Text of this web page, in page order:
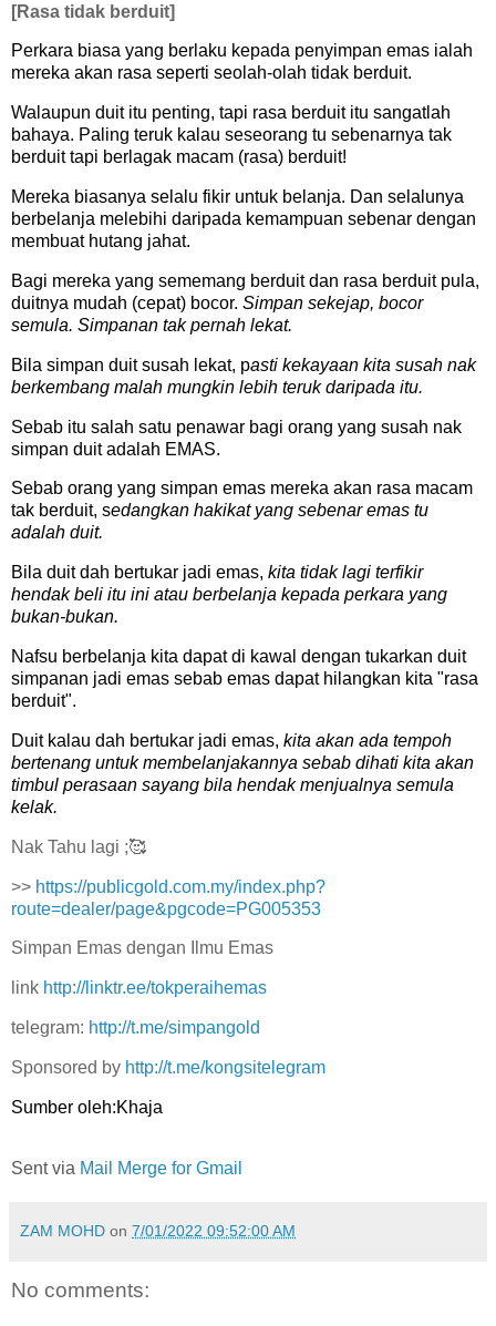
[Rasa tidak berduit]
Perkara biasa yang berlaku kepada penyimpan emas ialah
mereka akan rasa seperti seolah-olah tidak berduit.
Walaupun duit itu penting, tapi rasa berduit itu sangatlah
bahaya. Paling teruk kalau seseorang tu sebenarnya tak
berduit tapi berlagak macam (rasa) berduit!
Mereka biasanya selalu fikir untuk belanja. Dan selalunya
berbelanja melebihi daripada kemampuan sebenar dengan
membuat hutang jahat.
Bagi mereka yang sememang berduit dan rasa berduit pula,
duitnya mudah (cepat) bocor. Simpan sekejap, bocor
semula. Simpanan tak pernah lekat.
Bila simpan duit susah lekat, pasti kekayaan kita susah nak
berkembang malah mungkin lebih teruk daripada itu.
Sebab itu salah satu penawar bagi orang yang susah nak
simpan duit adalah EMAS.
Sebab orang yang simpan emas mereka akan rasa macam
tak berduit, sedangkan hakikat yang sebenar emas tu
adalah duit.
Bila duit dah bertukar jadi emas, kita tidak lagi terfikir
hendak beli itu ini atau berbelanja kepada perkara yang
bukan-bukan.
Nafsu berbelanja kita dapat di kawal dengan tukarkan duit
simpanan jadi emas sebab emas dapat hilangkan kita "rasa
berduit".
Duit kalau dah bertukar jadi emas, kita akan ada tempoh
bertenang untuk membelanjakannya sebab dihati kita akan
timbul perasaan sayang bila hendak menjualnya semula
kelak.
Nak Tahu lagi ;🥰
>> https://publicgold.com.my/index.php?
route=dealer/page&pgcode=PG005353
Simpan Emas dengan Ilmu Emas
link http://linktr.ee/tokperaihemas
telegram: http://t.me/simpangold
Sponsored by http://t.me/kongsitelegram
Sumber oleh:Khaja
Sent via Mail Merge for Gmail
ZAM MOHD on 7/01/2022 09:52:00 AM
No comments: